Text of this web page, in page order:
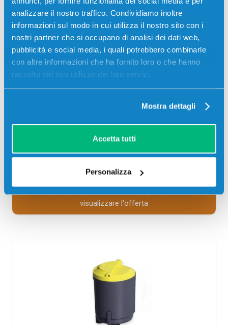
analizzare il nostro traffico. Condividiamo inoltre
informazioni sul modo in cui utilizza il nostro sito con i
nostri partner che si occupano di analisi dei dati web,
pubblicità e social media, i quali potrebbero combinarle
con altre informazioni che ha fornito loro o che hanno
raccolto dal suo utilizzo dei loro servizi.
Mostra dettagli
Accetta tutti
Personalizza
Codice:
Toner compatibile Xerox 106R01272 MAGENTA 1000
PHASER 6110 MFP
9,00€
CONSEGNA IN 3-5 GIORNI
SCADE TRA:
ore min
visualizzare l'offerta